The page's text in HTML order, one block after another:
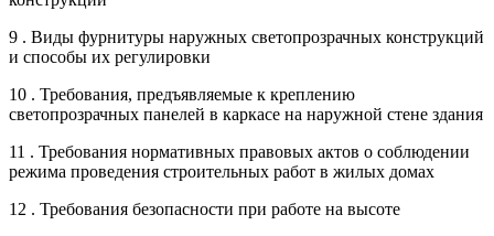
9 . Виды фурнитуры наружных светопрозрачных конструкций
и способы их регулировки
10 . Требования, предъявляемые к креплению
светопрозрачных панелей в каркасе на наружной стене здания
11 . Требования нормативных правовых актов о соблюдении
режима проведения строительных работ в жилых домах
12 . Требования безопасности при работе на высоте